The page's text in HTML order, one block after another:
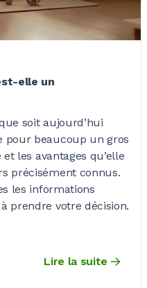
elle un
soit aujourd’hui
pour beaucoup un gros
les avantages qu’elle
précisément connus.
les informations
prendre votre décision.
Lire la suite